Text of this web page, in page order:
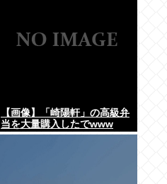
【画像】「崎陽軒」の高級弁
当を大量購入したでwww